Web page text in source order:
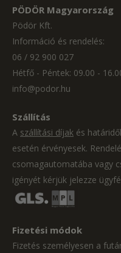
PÖDÖR Magyarország
Pödör Kft.
Információ és rendelés:
06 / 92 900 027
Hétfő - Péntek: 09.00 -
info@podor.hu
Szállítás
A szállítási díjak és
esetén érvényesek.
csomagautomatába vagy
igényét kérjük jelezze
Fizetési módok
Fizetés személyesen a